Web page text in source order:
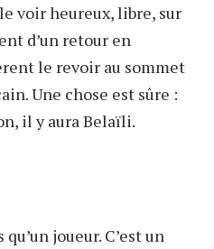
voir heureux, libre, sur
d’un retour en
le revoir au sommet
Une chose est sûre :
il y aura Belaïli.
joueur. C’est un